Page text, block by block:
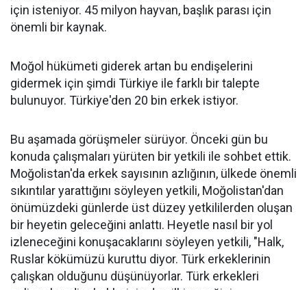
için isteniyor. 45 milyon hayvan, başlık parası için
önemli bir kaynak.
Moğol hükümeti giderek artan bu endişelerini
gidermek için şimdi Türkiye ile farklı bir talepte
bulunuyor. Türkiye'den 20 bin erkek istiyor.
Bu aşamada görüşmeler sürüyor. Önceki gün bu
konuda çalışmaları yürüten bir yetkili ile sohbet ettik.
Moğolistan'da erkek sayısının azlığının, ülkede önemli
sıkıntılar yarattığını söyleyen yetkili, Moğolistan'dan
önümüzdeki günlerde üst düzey yetkililerden oluşan
bir heyetin geleceğini anlattı. Heyetle nasıl bir yol
izleneceğini konuşacaklarını söyleyen yetkili, "Halk,
Ruslar kökümüzü kuruttu diyor. Türk erkeklerinin
çalışkan olduğunu düşünüyorlar. Türk erkekleri